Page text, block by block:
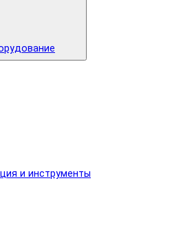
и инструменты